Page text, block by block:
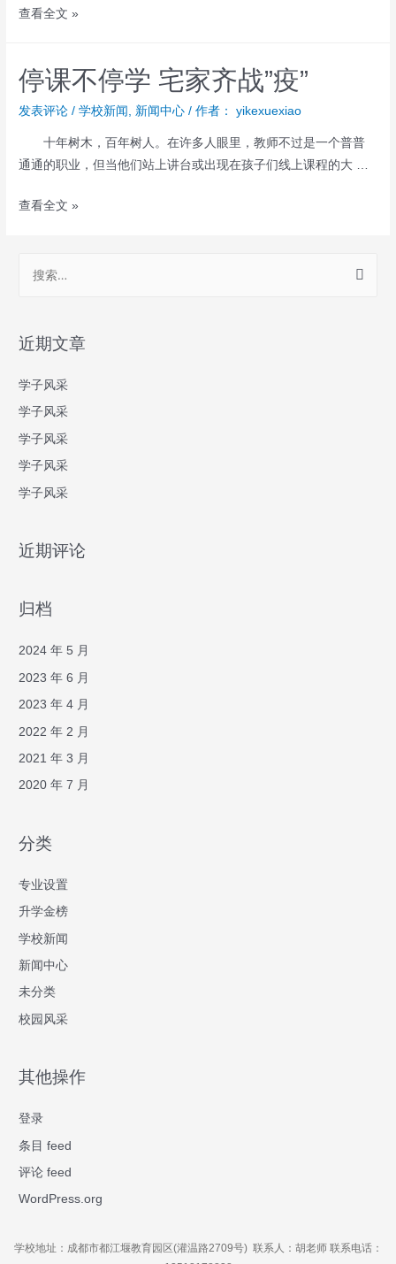
查看全文 »
停课不停学 宅家齐战”疫”
发表评论 /学校新闻 新闻中心 / 作者： yikexuexiao
十年树木，百年树人。在许多人眼里，教师不过是一个普普
通通的职业，但当他们站上讲台或出现在孩子们线上课程的大 …
查看全文 »
近期文章
学子风采
学子风采
学子风采
学子风采
学子风采
近期评论
归档
2024 年 5 月
2023 年 6 月
2023 年 4 月
2022 年 2 月
2021 年 3 月
2020 年 7 月
分类
专业设置
升学金榜
学校新闻
新闻中心
未分类
校园风采
其他操作
登录
条目 feed
评论 feed
WordPress.org
学校地址：成都市都江堰教育园区(灌温路2709号) 联系人：胡老师 联系电话：